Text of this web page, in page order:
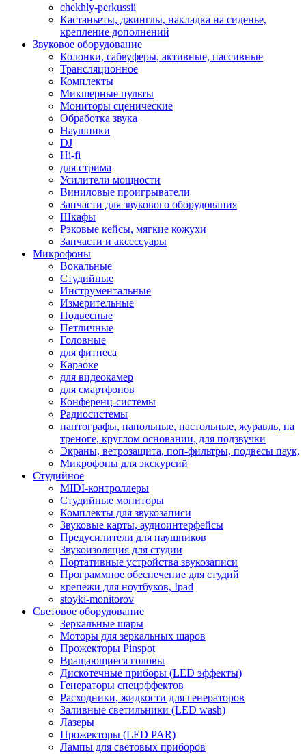
chekhly-perkussii
Кастаньеты, джинглы, накладка на сиденье,
крепление дополнений
Звуковое оборудование
Колонки, сабвуферы, активные, пассивные
Трансляционное
Комплекты
Микшерные пульты
Мониторы сценические
Обработка звука
Наушники
DJ
Hi-fi
для стрима
Усилители мощности
Виниловые проигрыватели
Запчасти для звукового оборудования
Шкафы
Рэковые кейсы, мягкие кожухи
Запчасти и аксессуары
Микрофоны
Вокальные
Студийные
Инструментальные
Измерительные
Подвесные
Петличные
Головные
для фитнеса
Караоке
для видеокамер
для смартфонов
Конференц-системы
Радиосистемы
пантографы, напольные, настольные, журавль, на
треноге, круглом основании, для подзвучки
Экраны, ветрозащита, поп-фильтры, подвесы паук,
Микрофоны для экскурсий
Студийное
MIDI-контроллеры
Студийные мониторы
Комплекты для звукозаписи
Звуковые карты, аудиоинтерфейсы
Предусилители для наушников
Звукоизоляция для студии
Портативные устройства звукозаписи
Программное обеспечение для студий
крепежи для ноутбуков, Ipad
stoyki-monitorov
Световое оборудование
Зеркальные шары
Моторы для зеркальных шаров
Прожекторы Pinspot
Вращающиеся головы
Дискотечные приборы (LED эффекты)
Генераторы спецэффектов
Расходники, жидкости для генераторов
Заливные светильники (LED wash)
Лазеры
Прожекторы (LED PAR)
Лампы для световых приборов